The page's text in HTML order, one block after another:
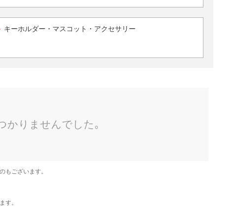
キーホルダー・マスコット・アクセサリー